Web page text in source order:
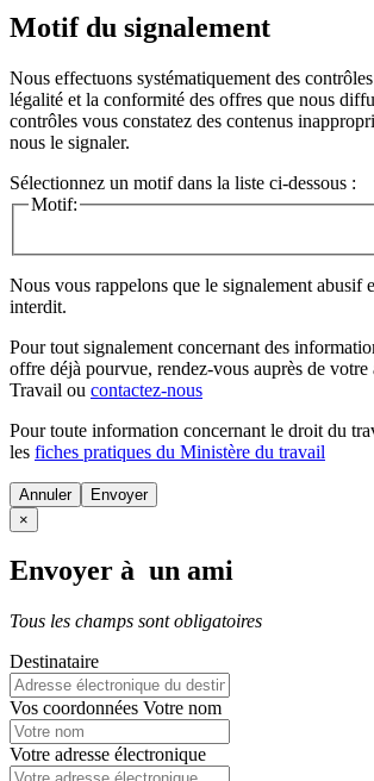
Motif du signalement
Nous effectuons systématiquement des
légalité et la conformité des offres que nous
contrôles vous constatez des contenus
nous le signaler.
Sélectionnez un motif dans la liste ci-dessous :
Motif:
Nous vous rappelons que le signalement abusif
interdit.
Pour tout signalement concernant des
offre déjà pourvue, rendez-vous auprès de votre
Travail ou contactez-nous
Pour toute information concernant le droit du
les fiches pratiques du Ministère du travail
Annuler
×
Envoyer à un ami
Tous les champs sont obligatoires
Destinataire
Vos coordonnées Votre nom
Votre adresse électronique